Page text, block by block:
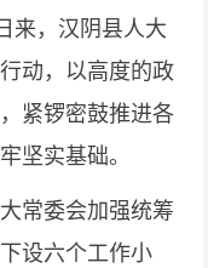
来，汉阴县人大
动，以高度的政
紧锣密鼓推进各
坚实基础。
常委会加强统筹
设六个工作小